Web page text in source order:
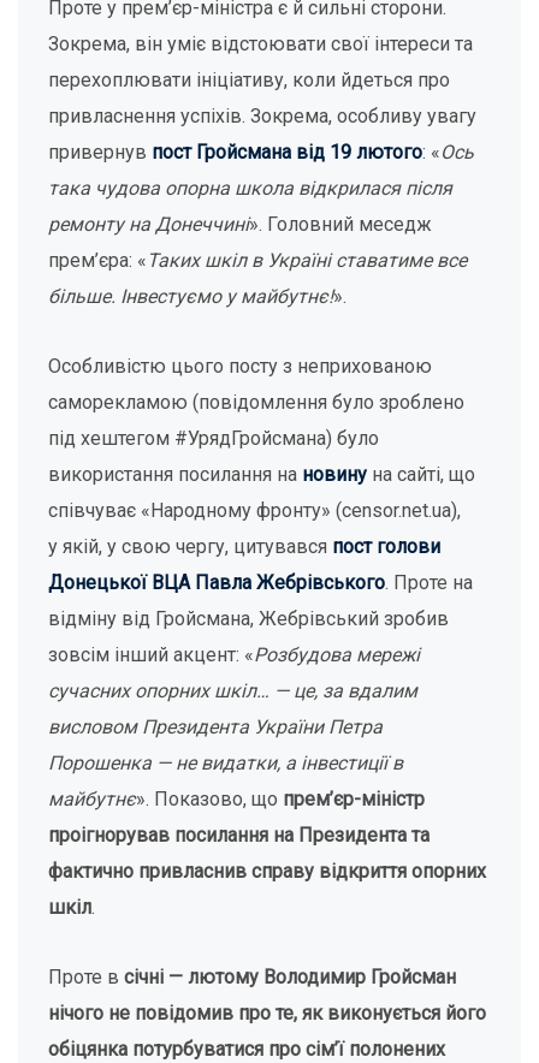
Проте у прем’єр-міністра є й сильні сторони.
Зокрема, він уміє відстоювати свої інтереси та
перехоплювати ініціативу, коли йдеться про
привласнення успіхів. Зокрема, особливу увагу
привернув пост Гройсмана від 19 лютого: «Ось
така чудова опорна школа відкрилася після
ремонту на Донеччині». Головний меседж
прем’єра: « Таких шкіл в Україні ставатиме все
більше. Інвестуємо у майбутнє!».
Особливістю цього посту з неприхованою
саморекламою (повідомлення було зроблено
під хештегом #УрядГройсмана) було
використання посилання на новину на сайті, що
співчуває «Народному фронту» (censor.net.ua),
у якій, у свою чергу, цитувався пост голови
Донецької ВЦА Павла Жебрівського. Проте на
відміну від Гройсмана, Жебрівський зробив
зовсім інший акцент: «Розбудова мережі
сучасних опорних шкіл… — це, за вдалим
висловом Президента України Петра
Порошенка — не видатки, а інвестиції в
майбутнє». Показово, що прем’єр-міністр
проігнорував посилання на Президента та
фактично привласнив справу відкриття опорних
шкіл.
Проте в січні — лютому Володимир Гройсман
нічого не повідомив про те, як виконується його
обіцянка потурбуватися про сім’ї полонених